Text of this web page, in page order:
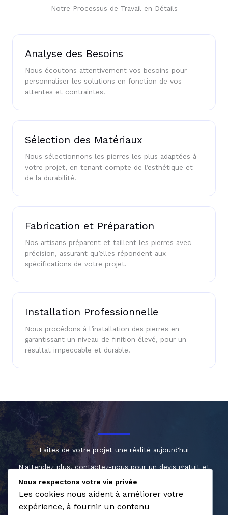
Notre Processus de Travail en Détails
Analyse des Besoins
Nous écoutons attentivement vos besoins pour
personnaliser les solutions en fonction de vos
attentes et contraintes.
Sélection des Matériaux
Nous sélectionnons les pierres les plus adaptées à
votre projet, en tenant compte de l’esthétique et
de la durabilité.
Fabrication et Préparation
Nos artisans préparent et taillent les pierres avec
précision, assurant qu’elles répondent aux
spécifications de votre projet.
Installation Professionnelle
Nous procédons à l’installation des pierres en
garantissant un niveau de finition élevé, pour un
résultat impeccable et durable.
Faites de votre projet une réalité aujourd'hui
N'attendez plus, contactez-nous pour un devis gratuit et
Contactez-nous
Nous respectons votre vie privée
Les cookies nous aident à améliorer votre
expérience, à fournir un contenu